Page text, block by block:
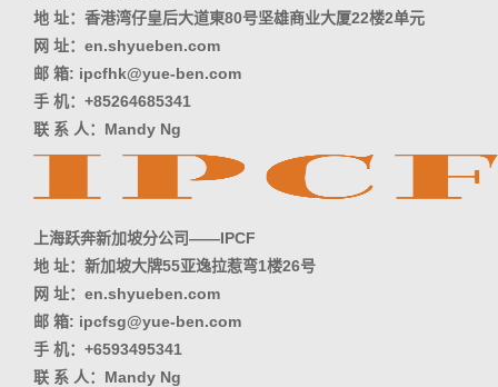
地 址：香港湾仔皇后大道東80号坚雄商业大厦22楼2单元
网 址：en.shyueben.com
邮 箱: ipcfhk@yue-ben.com
手 机：+85264685341
联 系 人：Mandy Ng
上海跃奔新加坡分公司——IPCF
地 址：新加坡大牌55亚逸拉惹弯1楼26号
网 址：en.shyueben.com
邮 箱: ipcfsg@yue-ben.com
手 机：+6593495341
联 系 人：Mandy Ng